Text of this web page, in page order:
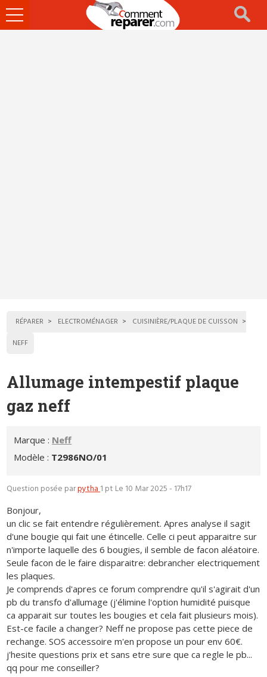
Ouvrir
le
RÉPARER ELECTROMÉNAGER
CUISINIÈRE/PLAQUE DE CUISSON
NEFF
Allumage intempestif plaque
gaz neff
Marque : Neff
Modèle : T2986NO/01
Question posée parpytha1 pt Le 10 Mar 2025 - 17h17
Bonjour,
un clic se fait entendre régulièrement. Apres analyse il sagit
d'une bougie qui fait une étincelle. Celle ci peut apparaitre sur
n'importe laquelle des 6 bougies, il semble de facon aléatoire.
Seule facon de le faire disparaitre: debrancher electriquement
les plaques.
Je comprends d'apres ce forum comprendre qu'il s'agirait d'un
pb du transfo d'allumage (j'élimine l'option humidité puisque
ca apparait sur toutes les bougies et cela fait plusieurs mois).
Est-ce facile a changer? Neff ne propose pas cette piece de
rechange. SOS accessoire m'en propose un pour env 60€.
j'hesite questions prix et sans etre sure que ca regle le pb...
qq pour me conseiller?